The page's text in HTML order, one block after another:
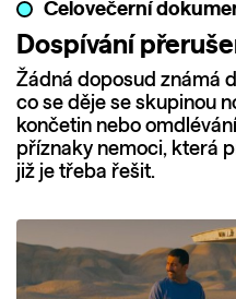
Celovečerní
Dospívání
Žádná doposud známá
co se děje se skupinou
končetin nebo
příznaky nemoci, která
již je třeba řešit.